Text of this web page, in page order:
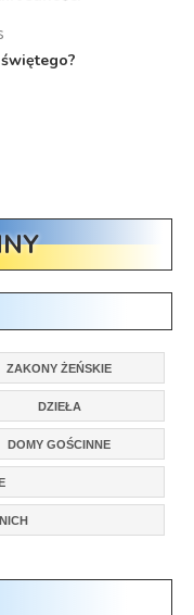
ZAKONY ŻEŃSKIE
DZIEŁA
DOMY GOŚCINNE